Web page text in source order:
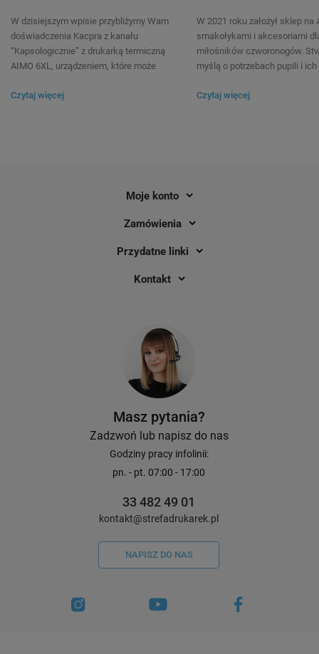
DO KOSZYKA
W dzisiejszym wpisie przybliżymy Wam
doświadczenia Kacpra z kanału
“Kapsologicznie” z drukarką termiczną
AIMO 6XL, urządzeniem, które może
przygotowywania przesyłek w sklepie
Czytaj więcej
W 2021 roku założył sklep na
smakołykami i akcesoriami
miłośników czworonogów.
myślą o potrzebach pupili i ich
kroki w świecie sprzedaży
Czytaj więcej
Moje konto
Zamówienia
Przydatne linki
Kontakt
Masz pytania?
Zadzwoń lub napisz do nas
Godziny pracy infolinii:
pn. - pt. 07:00 - 17:00
33 482 49 01
kontakt@strefadrukarek.pl
NAPISZ DO NAS